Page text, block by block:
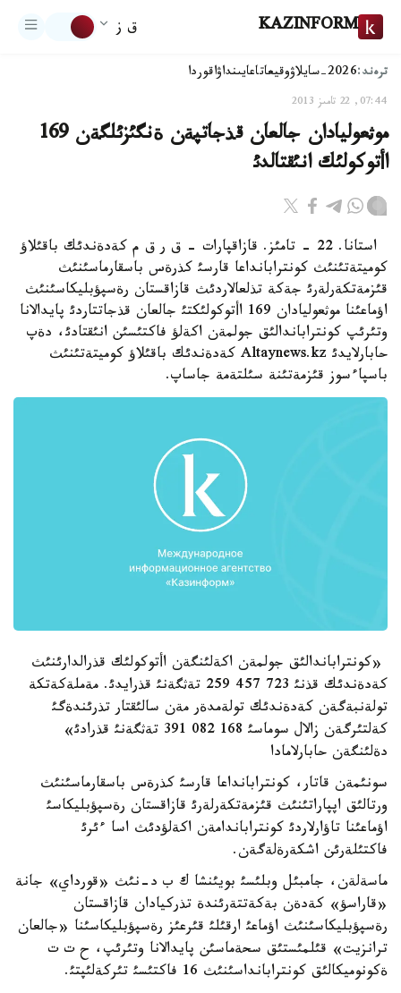
KAZINFORM ق ز
ترەند:2026-سايلاۋ وقيعاتاعايىنداۋاقوردا
07:44, 22 تامىز 2013
موثعوليادان جالعان قذجاتپةن ةنگئزئلگةن 169
اأتوكولئك انئقتالدئ
استانا. 22 - تامئز. قازاقپارات - ق ر ق م كةدةندئك باقئلاؤ
كوميتةتئنئث كونترابانداعا قارسئ كذرةس باسقارماسئنئث
قئزمةتكةرلةرئ جةكة تذلعالاردئث قازاقستان رةسپؤبليكاسئنئث
اؤماعئنا موثعوليادان 169 اأتوكولئكتئ جالعان قذجاتتاردئ پايدالانا
وتئرئپ كونتراباندالئق جولمةن اكةلؤ فاكتئسئن انئقتادئ، دةپ
حابارلايدئ Altaynews.kz كةدةندئك باقئلاؤ كوميتةتئنئث
باسپاءسوز قئزمةتئنة سئلتةمة جاساپ.
«كونتراباندالئق جولمةن اكةلئنگةن اأتوكولئك قذرالدارئنئث
كةدةندئك قذنئ 723 457 259 تةثگةنئ قذرايدئ. مةملةكةتكة
تولةنبةگةن كةدةندئك تولةمدةر مةن سالئقتار تذرئندةگئ
كةلتئرگةن زالال سوماسئ 168 082 391 تةثگةنئ قذرادئ»
دةلئنگةن حابارلامادا
سونئمةن قاتار، كونترابانداعا قارسئ كذرةس باسقارماسئنئث
ورتالئق اپپاراتئنئث قئزمةتكةرلةرئ قازاقستان رةسپؤبليكاسئ
اؤماعئنا تاؤارلاردئ كونتراباندامةن اكةلؤدئث اسا ءئرئ
فاكتئلةرئن اشكةرةلةگةن.
ماسةلةن، جامبئل وبلئسئ بويئنشا ك ب د-نئث «قورداي» جانة
«قاراسؤ» كةدةن بةكةتتةرئندة تذركيادان قازاقستان
رةسپؤبليكاسئنئث اؤماعئ ارقئلئ قئرعئز رةسپؤبليكاسئنا «جالعان
ترانزيت» قئلمئستئق سحةماسئن پايدالانا وتئرئپ، ح ت ت
ةكونوميكالئق كونترابانداسئنئث 16 فاكتئسئ تئركةلئپتئ.